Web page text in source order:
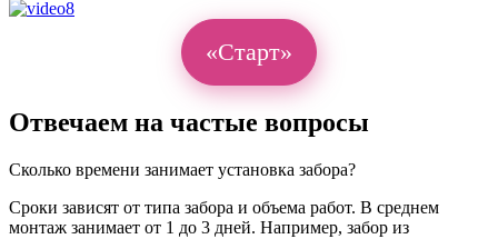
«Старт»
Отвечаем на частые вопросы
Сколько времени занимает установка забора?
Сроки зависят от типа забора и объема работ. В среднем
монтаж занимает от 1 до 3 дней. Например, забор из